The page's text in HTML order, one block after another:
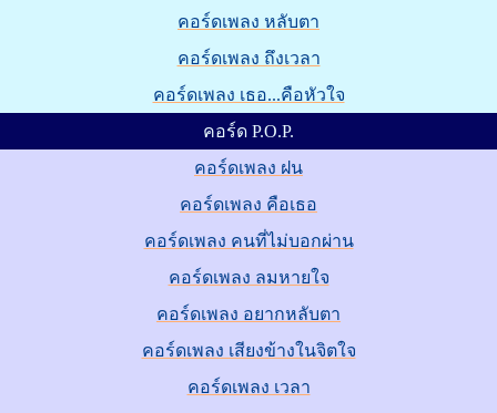
คอร์ดเพลง หลับตา
คอร์ดเพลง ถึงเวลา
คอร์ดเพลง เธอ...คือหัวใจ
คอร์ด P.O.P.
คอร์ดเพลง ฝน
คอร์ดเพลง คือเธอ
คอร์ดเพลง คนที่ไม่บอกผ่าน
คอร์ดเพลง ลมหายใจ
คอร์ดเพลง อยากหลับตา
คอร์ดเพลง เสียงข้างในจิตใจ
คอร์ดเพลง เวลา